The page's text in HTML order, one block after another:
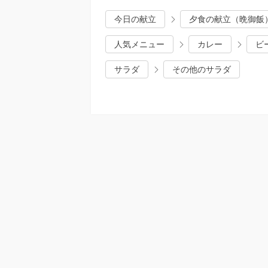
今日の献立 夕食の献立（晩御飯）
人気メニュー カレー ビ
サラダ その他のサラダ